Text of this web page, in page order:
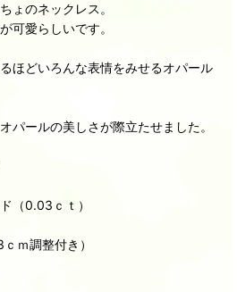
ょのネックレス。
可愛らしいです。
ほどいろんな表情をみせるオパール
パールの美しさが際立たせました。
（0.03ｃｔ）
ｍ調整付き）